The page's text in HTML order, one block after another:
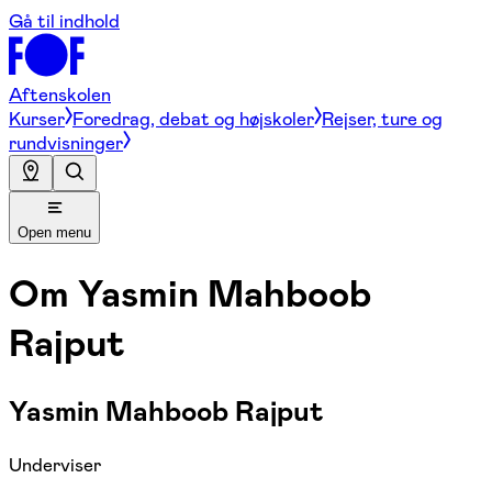
Gå til indhold
Aftenskolen
Kurser Foredrag, debat og højskoler Rejser, ture og
rundvisninger
Open menu
Om Yasmin Mahboob
Rajput
Yasmin Mahboob Rajput
Underviser